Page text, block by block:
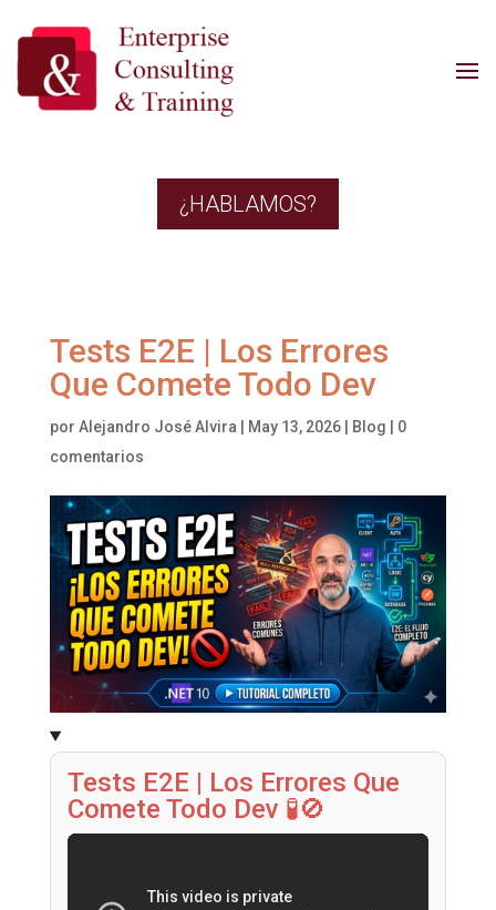
¿HABLAMOS?
Tests E2E | Los Errores
Que Comete Todo Dev
por Alejandro José Alvira May 13, 2026| Blog
0
comentarios
Tests E2E | Los Errores Que
Comete Todo Dev 🧪🚫